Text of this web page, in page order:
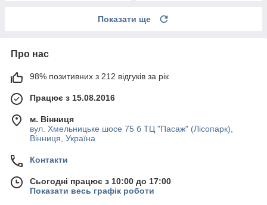
Показати ще
Про нас
98% позитивних з 212 відгуків за рік
Працює з 15.08.2016
м. Вінниця
вул. Хмельницьке шосе 75 б ТЦ "Пасаж" (Лісопарк),
Вінниця, Україна
Контакти
Сьогодні працює з 10:00 до 17:00
Показати весь графік роботи